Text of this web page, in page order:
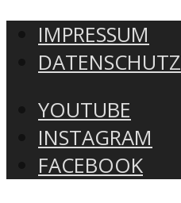
IMPRESSUM
DATENSCHUTZ
YOUTUBE
INSTAGRAM
FACEBOOK